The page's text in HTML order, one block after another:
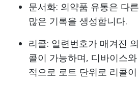
문서화: 의약품 유통은 다
많은 기록을 생성합니다.
리콜: 일련번호가 매겨진
콜이 가능하며, 디바이스
적으로 로트 단위로 리콜